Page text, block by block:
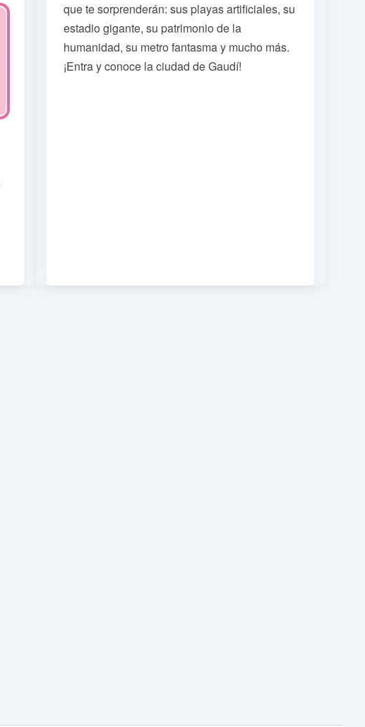
que te sorprenderán: sus playas artificiales, su
estadio gigante, su patrimonio de la
humanidad, su metro fantasma y mucho más.
¡Entra y conoce la ciudad de Gaudí!